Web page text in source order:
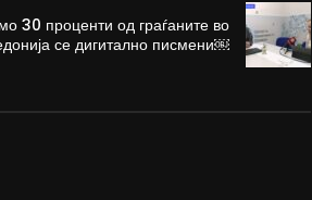
30 проценти од граѓаните во
се дигитално писмени￼